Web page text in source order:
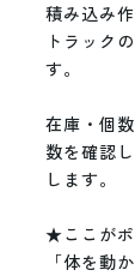
積み込み
トラック
す。
在庫・個
数を確認
します。
★ここがポ
「体を動